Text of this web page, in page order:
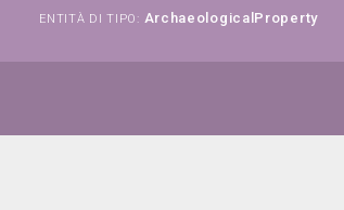
ENTITÀ DI TIPO: ArchaeologicalProperty